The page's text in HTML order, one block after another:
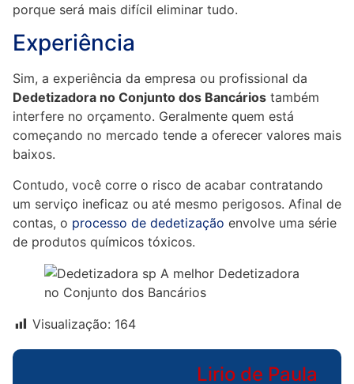
porque será mais difícil eliminar tudo.
Experiência
Sim, a experiência da empresa ou profissional da
Dedetizadora no Conjunto dos Bancários também
interfere no orçamento. Geralmente quem está
começando no mercado tende a oferecer valores mais
baixos.
Contudo, você corre o risco de acabar contratando
um serviço ineficaz ou até mesmo perigosos. Afinal de
contas, o processo de dedetização envolve uma série
de produtos químicos tóxicos.
Visualização: 164
Lirio de Paula